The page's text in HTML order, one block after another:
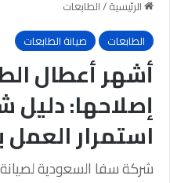
الرئيسية/الطابعات
الطابعات
صيانة الطابعات
أشهر أعطال
إصلاحها:
استمرار
شركة سفا السعودية